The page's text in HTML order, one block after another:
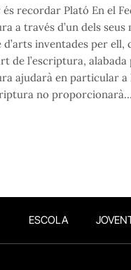
recordar Plató En el
a través d’un dels
d’arts inventades per
de l’escriptura,
ajudarà en particular
no
ESCOLA